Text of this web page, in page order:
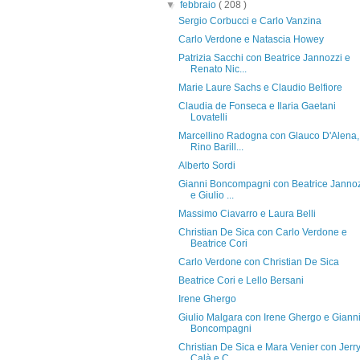
▼febbraio( 208 )
Sergio Corbucci e Carlo Vanzina
Carlo Verdone e Natascia Howey
Patrizia Sacchi con Beatrice Jannozzi e
Renato Nic...
Marie Laure Sachs e Claudio Belfiore
Claudia de Fonseca e Ilaria Gaetani
Lovatelli
Marcellino Radogna con Glauco D'Alena,
Rino Barill...
Alberto Sordi
Gianni Boncompagni con Beatrice
e Giulio ...
Massimo Ciavarro e Laura Belli
Christian De Sica con Carlo Verdone e
Beatrice Cori
Carlo Verdone con Christian De Sica
Beatrice Cori e Lello Bersani
Irene Ghergo
Giulio Malgara con Irene Ghergo e Gianni
Boncompagni
Christian De Sica e Mara Venier con Jerry